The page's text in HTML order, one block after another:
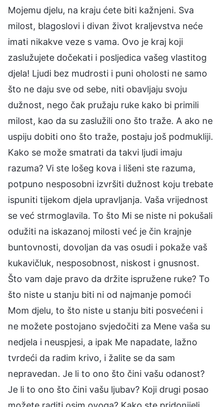
Mojemu djelu, na kraju ćete biti kažnjeni. Sva
milost, blagoslovi i divan život kraljevstva neće
imati nikakve veze s vama. Ovo je kraj koji
zaslužujete dočekati i posljedica vašeg vlastitog
djela! Ljudi bez mudrosti i puni oholosti ne samo
što ne daju sve od sebe, niti obavljaju svoju
dužnost, nego čak pružaju ruke kako bi primili
milost, kao da su zaslužili ono što traže. A ako ne
uspiju dobiti ono što traže, postaju još podmukliji.
Kako se može smatrati da takvi ljudi imaju
razuma? Vi ste lošeg kova i lišeni ste razuma,
potpuno nesposobni izvršiti dužnost koju trebate
ispuniti tijekom djela upravljanja. Vaša vrijednost
se već strmoglavila. To što Mi se niste ni pokušali
odužiti na iskazanoj milosti već je čin krajnje
buntovnosti, dovoljan da vas osudi i pokaže vaš
kukavičluk, nesposobnost, niskost i gnusnost.
Što vam daje pravo da držite ispružene ruke? To
što niste u stanju biti ni od najmanje pomoći
Mom djelu, to što niste u stanju biti posvećeni i
ne možete postojano svjedočiti za Mene vaša su
nedjela i neuspjesi, a ipak Me napadate, lažno
tvrdeći da radim krivo, i žalite se da sam
nepravedan. Je li to ono što čini vašu odanost?
Je li to ono što čini vašu ljubav? Koji drugi posao